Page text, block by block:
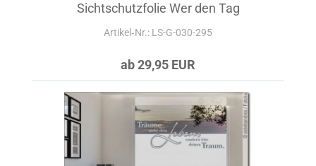
Sichtschutzfolie Wer den Tag
Artikel‑Nr.: LS-G-030-295
ab 29,95 EUR